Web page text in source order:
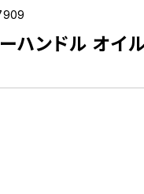
ハンドル オイ